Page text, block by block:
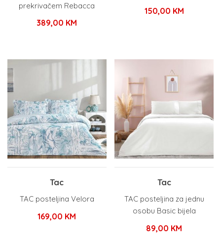
prekrivačem Rebacca
389,00 KM
150,00 KM
Tac
TAC posteljina Velora
169,00 KM
Tac
TAC posteljina za jednu
osobu Basic bijela
89,00 KM